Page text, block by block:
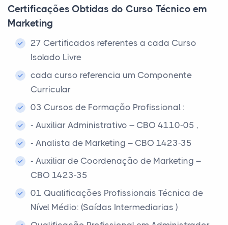
Certificações Obtidas do Curso Técnico em
Marketing
27 Certificados referentes a cada Curso
Isolado Livre
cada curso referencia um Componente
Curricular
03 Cursos de Formação Profissional :
- Auxiliar Administrativo – CBO 4110-05 ,
- Analista de Marketing – CBO 1423-35
- Auxiliar de Coordenação de Marketing –
CBO 1423-35
01 Qualificações Profissionais Técnica de
Nível Médio: (Saídas Intermediarias )